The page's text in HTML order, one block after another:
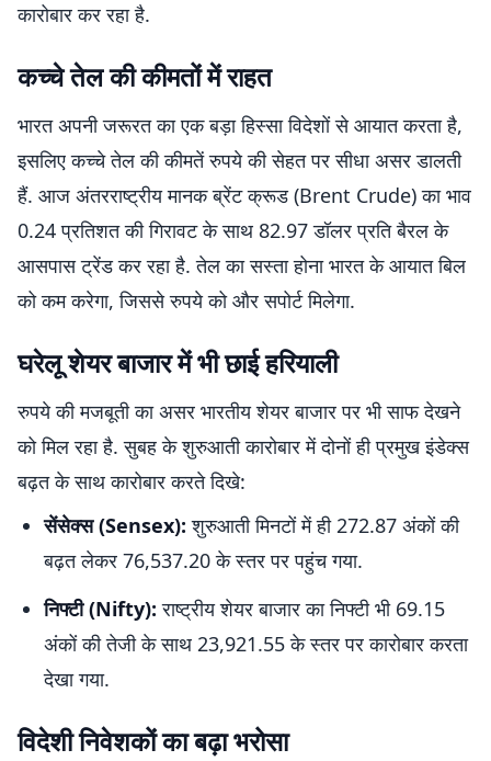
कारोबार कर रहा है.
कच्चे तेल की कीमतों में राहत
भारत अपनी जरूरत का एक बड़ा हिस्सा विदेशों से आयात करता है,
इसलिए कच्चे तेल की कीमतें रुपये की सेहत पर सीधा असर डालती
हैं. आज अंतरराष्ट्रीय मानक ब्रेंट क्रूड (Brent Crude) का भाव
0.24 प्रतिशत की गिरावट के साथ 82.97 डॉलर प्रति बैरल के
आसपास ट्रेंड कर रहा है. तेल का सस्ता होना भारत के आयात बिल
को कम करेगा, जिससे रुपये को और सपोर्ट मिलेगा.
घरेलू शेयर बाजार में भी छाई हरियाली
रुपये की मजबूती का असर भारतीय शेयर बाजार पर भी साफ देखने
को मिल रहा है. सुबह के शुरुआती कारोबार में दोनों ही प्रमुख इंडेक्स
बढ़त के साथ कारोबार करते दिखे:
सेंसेक्स (Sensex):शुरुआती मिनटों में ही 272.87 अंकों की
बढ़त लेकर 76,537.20 के स्तर पर पहुंच गया.
निफ्टी (Nifty): राष्ट्रीय शेयर बाजार का निफ्टी भी 69.15
अंकों की तेजी के साथ 23,921.55 के स्तर पर कारोबार करता
देखा गया.
विदेशी निवेशकों का बढ़ा भरोसा